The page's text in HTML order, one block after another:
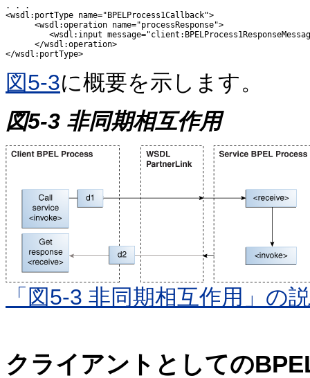
. . .
<wsdl:portType name="BPELProcess1Callback">
      <wsdl:operation name="processResponse">
<wsdl:input
      </wsdl:operation>
図5-3に概要を示します。
図5-3 非同期相互作用
「図5-3 非同期相互作用」の
クライアントとしての